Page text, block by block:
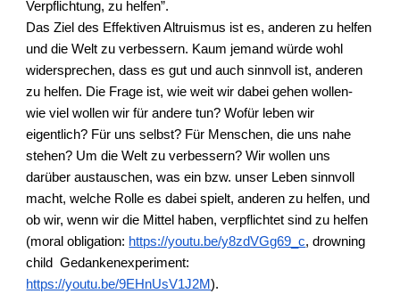
Verpflichtung, zu helfen”.
Das Ziel des Effektiven Altruismus ist es, anderen zu helfen
und die Welt zu verbessern. Kaum jemand würde wohl
widersprechen, dass es gut und auch sinnvoll ist, anderen
zu helfen. Die Frage ist, wie weit wir dabei gehen wollen-
wie viel wollen wir für andere tun? Wofür leben wir
eigentlich? Für uns selbst? Für Menschen, die uns nahe
stehen? Um die Welt zu verbessern? Wir wollen uns
darüber austauschen, was ein bzw. unser Leben sinnvoll
macht, welche Rolle es dabei spielt, anderen zu helfen, und
ob wir, wenn wir die Mittel haben, verpflichtet sind zu helfen
(moral obligation: https://youtu.be/y8zdVGg69_c, drowning
child Gedankenexperiment:
https://youtu.be/9EHnUsV1J2M).